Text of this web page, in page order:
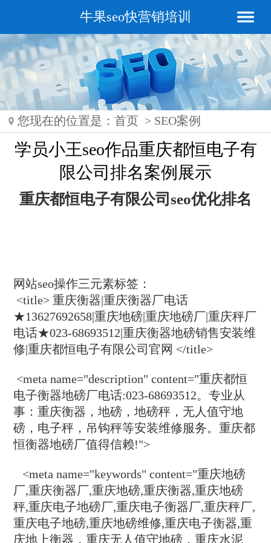
牛果seo快营销培训
您现在的位置是： 首页 > SEO案例
学员小王seo作品重庆都恒电子有
限公司排名案例展示
重庆都恒电子有限公司seo优化排名
网站seo操作三元素标签：
<title> 重庆衡器|重庆衡器厂电话
★13627692658|重庆地磅|重庆地磅厂|重庆秤厂
电话★023-68693512|重庆衡器地磅销售安装维
修|重庆都恒电子有限公司官网 </title>
<meta name="description" content="重庆都恒
电子衡器地磅厂电话:023-68693512。专业从
事：重庆衡器，地磅，地磅秤，无人值守地
磅，电子秤，吊钩秤等安装维修服务。重庆都
恒衡器地磅厂值得信赖!">
<meta name="keywords" content="重庆地磅
厂,重庆衡器厂,重庆地磅,重庆衡器,重庆地磅
秤,重庆电子地磅厂,重庆电子衡器厂,重庆秤厂,
重庆电子地磅,重庆地磅维修,重庆电子衡器,重
庆地上衡器，重庆无人值守地磅，重庆水泥